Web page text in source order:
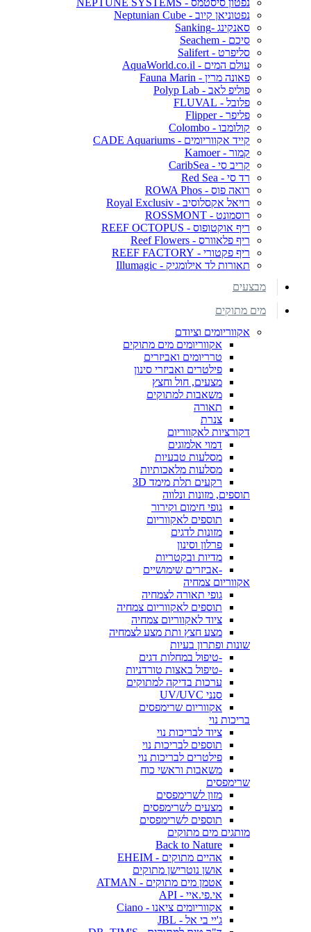
נפטוניאן קיוב - Neptunian Cube
סאנקינג -Sanking
סיכם - Seachem
סליפרט - Salifert
עולם המים - AquaWorld.co.il
פאונה מרין - Fauna Marin
פוליפ לאב - Polyp Lab
פלובל - FLUVAL
פליפר - Flipper
קולומבו - Colombo
קייד אקווריומים - CADE Aquariums
קמור - Kamoer
קריב סי - CaribSea
רד סי - Red Sea
רואה פוס - ROWA Phos
רויאל אקסלוסיב - Royal Exclusiv
רוסמונט - ROSSMONT
ריף אוקטופוס - REEF OCTOPUS
ריף פלאוורס - Reef Flowers
ריף פקטורי - REEF FACTORY
תאורות לד אילומגיק - Illumagic
מבצעים
מים מתוקים
אקווריומים וציודם
אקווריומים מים מתוקים
טרריומים ואביזרים
פילטרים ואביזרי סינון
מצעים, חול וחצץ
משאבות למתוקים
תאורה
צנרת
דקורציות לאקווריום
דמוי אלמוגים
מסלעות טבעיות
מסלעות מלאכותיות
רקעים תלת מימד 3D
תוספים, מזונות ונלווה
גופי חימום וקירור
תוספים לאקווריום
מזונות לדגים
פרלון וסינון
מדיות ובקטריות
-אביזרים שימושיים
אקווריום צמחיה
גופי תאורה לצמחיה
תוספים לאקווריום צמחיה
ציוד לאקווריום צמחיה
מצע חצץ ותת מצע לצמחיה
שונות ופתרון בעיות
-טיפול במחלות דגים
-טיפול באצות טורדניות
ערכות בדיקה למתוקים
סנני UV/UVC
אקווריום שרימפסים
בריכות נוי
ציוד לבריכות נוי
תוספים לבריכות נוי
פילטרים לבריכות נוי
משאבות וראשי כוח
שרימפסים
מזון לשרימפסים
מצעים לשרימפסים
תוספים לשרימפסים
מותגים מים מתוקים
Back to Nature
אהיים מתוקים - EHEIM
אושן נוטרישן מתוקים
אטמן מים מתוקים - ATMAN
אי.פי.איי - API
אקווריומים ציאנו - Ciano
ג'יי בי אל - JBL